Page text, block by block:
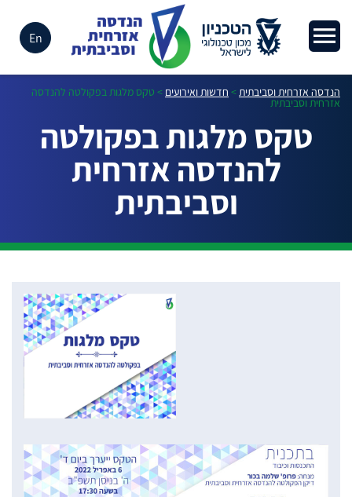
En
הנדסה אזרחית וסביבתית> חדשות ואירועים > טקס מלגות בפקולטה להנדסה
אזרחית וסביבתית
טקס מלגות בפקולטה
להנדסה אזרחית
וסביבתית